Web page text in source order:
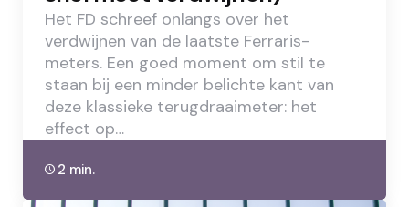
Het FD schreef onlangs over het
verdwijnen van de laatste Ferraris-
meters. Een goed moment om stil te
staan bij een minder belichte kant van
deze klassieke terugdraaimeter: het
effect op…
2 min.